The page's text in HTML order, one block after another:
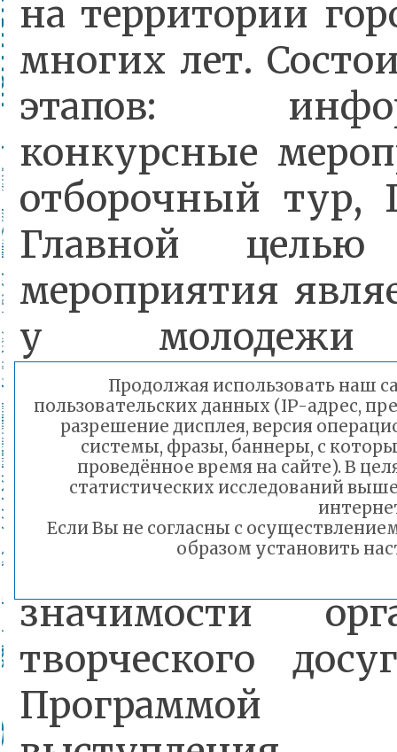
на территории
многих лет.
этапов:
конкурсные
отборочный тур,
Главной целью
мероприятия
у молодежи
гражданской
патриотизма,
духовно-
социальных
повышение
значимости
творческого
Программой
Продолжая использовать наш
пользовательских данных (IP-адрес,
разрешение дисплея, версия
системы, фразы, баннеры, с
проведённое время на сайте). В
статистических исследований
Если Вы не согласны с
образом установить